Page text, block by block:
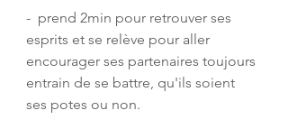
-  prend 2min pour retrouver ses
esprits et se relève pour aller
encourager ses partenaires toujours
entrain de se battre, qu'ils soient
ses potes ou non.